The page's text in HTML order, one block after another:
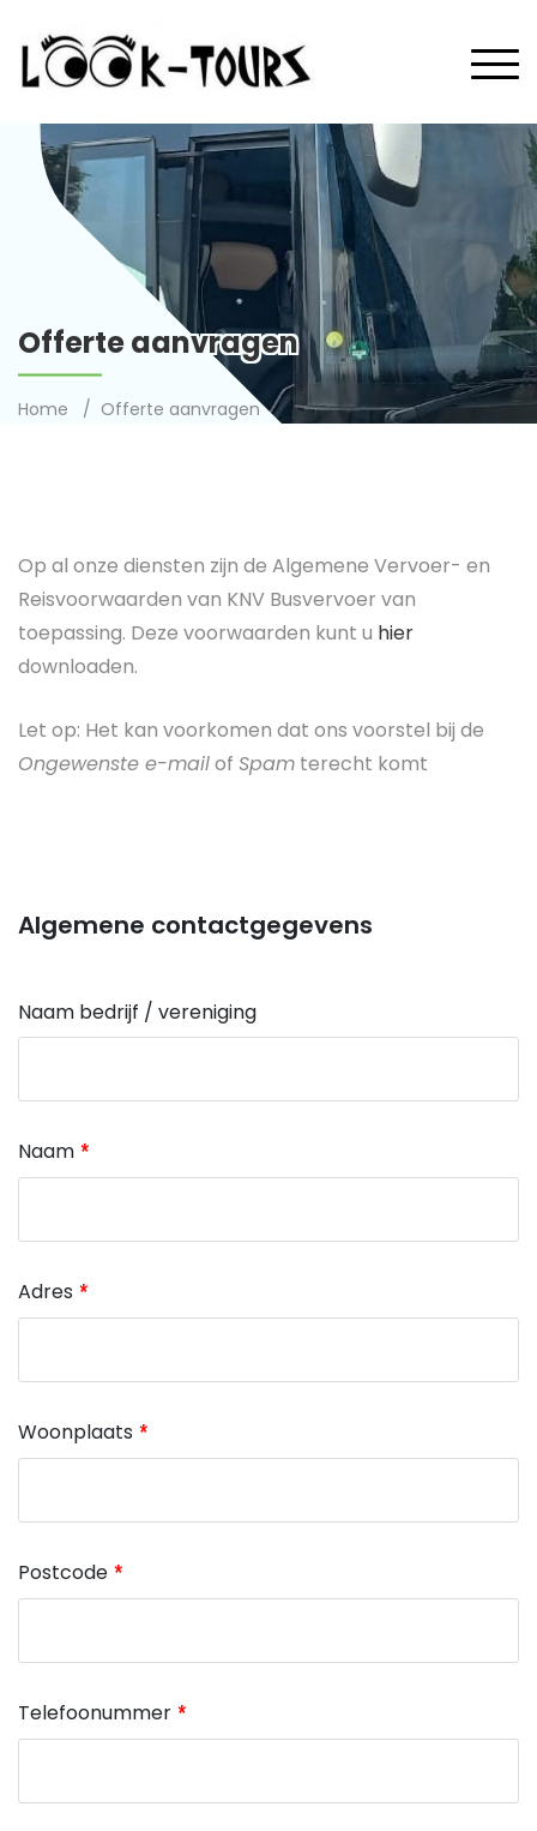
Offerte aanvragen
Home Offerte aanvragen
Op al onze diensten zijn de Algemene Vervoer- en
Reisvoorwaarden van KNV Busvervoer van
toepassing. Deze voorwaarden kunt u hier
downloaden.
Let op: Het kan voorkomen dat ons voorstel bij de
Ongewenste e-mailof Spam terecht komt
Algemene contactgegevens
Naam bedrijf / vereniging
Naam
Adres
Woonplaats
Postcode
Telefoonummer